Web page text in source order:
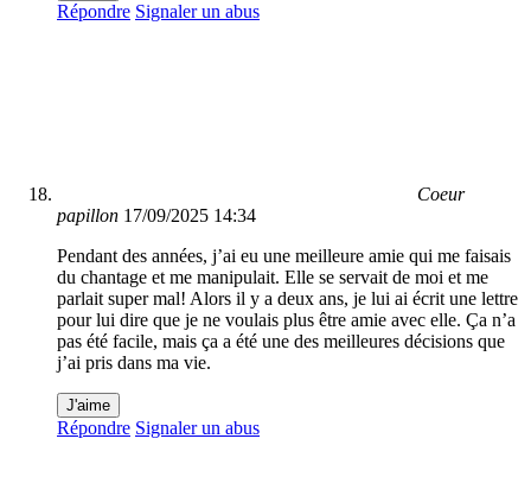
Répondre Signaler un abus
Coeur
papillon 17/09/2025 14:34
Pendant des années, j’ai eu une meilleure amie qui me faisais
du chantage et me manipulait. Elle se servait de moi et me
parlait super mal! Alors il y a deux ans, je lui ai écrit une lettre
pour lui dire que je ne voulais plus être amie avec elle. Ça n’a
pas été facile, mais ça a été une des meilleures décisions que
j’ai pris dans ma vie.
J'aime
Répondre Signaler un abus